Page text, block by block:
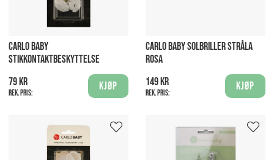
CARLO BABY
STIKKONTAKTBESKYTTELSE
79 kr
Rek. pris:
Kjøp
CARLO BABY SOLBRILLER STRÅLA
ROSA
149 kr
Rek. pris:
Kjøp